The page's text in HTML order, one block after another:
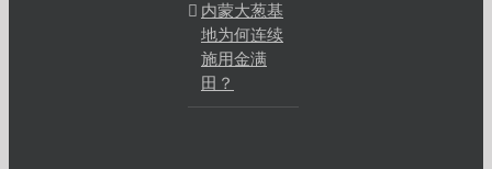
内蒙大葱基
地为何连续
施用金满
田？